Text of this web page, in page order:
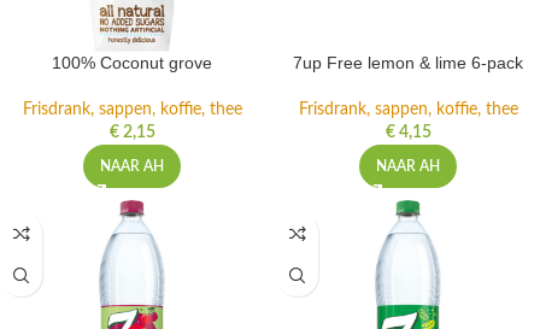
100% Coconut grove
Frisdrank, sappen, koffie, thee
€2,15
NAAR AH
7up Free lemon & lime 6-pack
Frisdrank, sappen, koffie, thee
€4,15
NAAR AH